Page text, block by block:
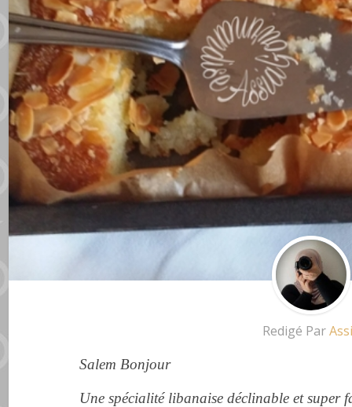
Redigé Par
Salem Bonjour
Une spécialité libanaise déclinable et super